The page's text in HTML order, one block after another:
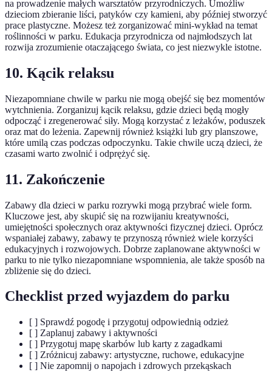
na prowadzenie małych warsztatów przyrodniczych. Umożliw
dzieciom zbieranie liści, patyków czy kamieni, aby później stworzyć
prace plastyczne. Możesz też zorganizować mini-wykład na temat
roślinności w parku. Edukacja przyrodnicza od najmłodszych lat
rozwija zrozumienie otaczającego świata, co jest niezwykle istotne.
10. Kącik relaksu
Niezapomniane chwile w parku nie mogą obejść się bez momentów
wytchnienia. Zorganizuj kącik relaksu, gdzie dzieci będą mogły
odpocząć i zregenerować siły. Mogą korzystać z leżaków, poduszek
oraz mat do leżenia. Zapewnij również książki lub gry planszowe,
które umilą czas podczas odpoczynku. Takie chwile uczą dzieci, że
czasami warto zwolnić i odprężyć się.
11. Zakończenie
Zabawy dla dzieci w parku rozrywki mogą przybrać wiele form.
Kluczowe jest, aby skupić się na rozwijaniu kreatywności,
umiejętności społecznych oraz aktywności fizycznej dzieci. Oprócz
wspaniałej zabawy, zabawy te przynoszą również wiele korzyści
edukacyjnych i rozwojowych. Dobrze zaplanowane aktywności w
parku to nie tylko niezapomniane wspomnienia, ale także sposób na
zbliżenie się do dzieci.
Checklist przed wyjazdem do parku
[ ] Sprawdź pogodę i przygotuj odpowiednią odzież
[ ] Zaplanuj zabawy i aktywności
[ ] Przygotuj mapę skarbów lub karty z zagadkami
[ ] Zróżnicuj zabawy: artystyczne, ruchowe, edukacyjne
[ ] Nie zapomnij o napojach i zdrowych przekąskach